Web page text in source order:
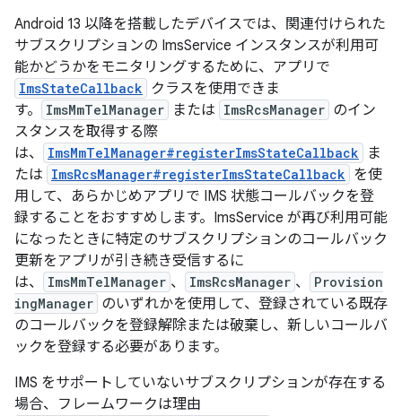
Android 13 以降を搭載したデバイスでは、関連付けられた
サブスクリプションの ImsService インスタンスが利用可
能かどうかをモニタリングするために、アプリで
ImsStateCallback
クラスを使用できま
す。
ImsMmTelManager または ImsRcsManager のイン
スタンスを取得する際
は、
ImsMmTelManager#registerImsStateCallback
ま
たは ImsRcsManager#registerImsStateCallback を使
用して、あらかじめアプリで IMS 状態コールバックを登
録することをおすすめします。ImsService が再び利用可能
になったときに特定のサブスクリプションのコールバック
更新をアプリが引き続き受信するに
は、
ImsMmTelManager 、 ImsRcsManager 、
Provision
ingManager のいずれかを使用して、登録されている既存
のコールバックを登録解除または破棄し、新しいコールバ
ックを登録する必要があります。
IMS をサポートしていないサブスクリプションが存在する
場合、フレームワークは理由